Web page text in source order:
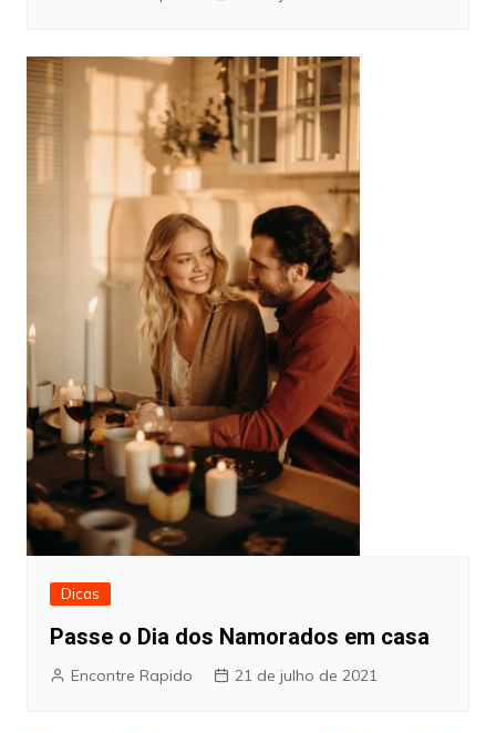
Dicas
Passe o Dia dos Namorados em casa
Encontre Rapido 21 de julho de 2021